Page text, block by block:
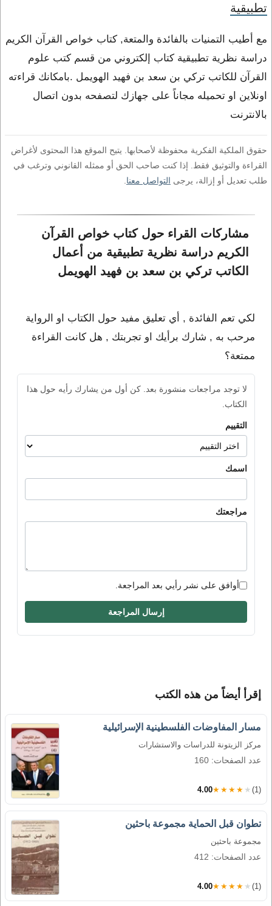
تطبيقية
مع أطيب التمنيات بالفائدة والمتعة, كتاب خواص القرآن الكريم
دراسة نظرية تطبيقية كتاب إلكتروني من قسم كتب علوم
القرآن للكاتب تركي بن سعد بن فهيد الهويمل .بامكانك قراءته
اونلاين او تحميله مجاناً على جهازك لتصفحه بدون اتصال
بالانترنت
حقوق الملكية الفكرية محفوظة لأصحابها. يتيح الموقع هذا المحتوى لأغراض
القراءة والتوثيق فقط. إذا كنت صاحب الحق أو ممثله القانوني وترغب في
طلب تعديل أو إزالة، يرجى التواصل معنا
مشاركات القراء حول كتاب خواص القرآن
الكريم دراسة نظرية تطبيقية من أعمال
الكاتب تركي بن سعد بن فهيد الهويمل
لكي تعم الفائدة , أي تعليق مفيد حول الكتاب او الرواية
مرحب به , شارك برأيك او تجربتك , هل كانت القراءة
ممتعة؟
لا توجد مراجعات منشورة بعد. كن أول من يشارك رأيه حول هذا
الكتاب.
التقييم
اسمك
مراجعتك
أوافق على نشر رأيي بعد المراجعة.
إرسال المراجعة
إقرأ أيضاً من هذه الكتب
مسار المفاوضات الفلسطينية الإسرائيلية
مركز الزيتونة للدراسات والاستشارات
عدد الصفحات: 160
4.00★★★★★ (1)
تطوان قبل الحماية مجموعة باحثين
مجموعة باحثين
عدد الصفحات: 412
4.00★★★★★ (1)